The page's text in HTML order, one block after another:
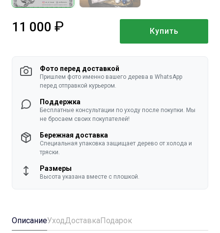
11 000 Купить
Фото перед доставкой
Пришлем фото именно вашего дерева в WhatsApp
перед отправкой курьером.
Поддержка
Бесплатные консультации по уходу после покупки. Мы
не бросаем своих покупателей!
Бережная доставка
Специальная упаковка защищает дерево от холода и
тряски.
Размеры
Высота указана вместе с плошкой.
ОписаниеУходДоставкаПодарок